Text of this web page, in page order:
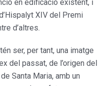
en edificació existent, i
XIV del Premi
d’altres.
ser, per tant, una imatge
del passat, de l’origen del
Santa Maria, amb un